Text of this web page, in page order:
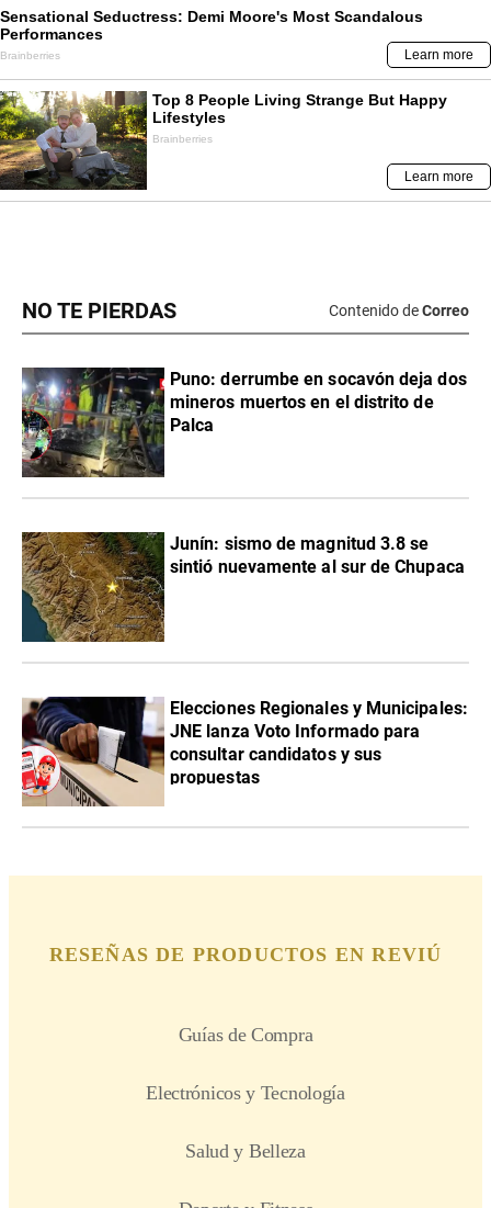
NO TE PIERDAS Contenido deCorreo
Puno: derrumbe en socavón deja dos
mineros muertos en el distrito de
Palca
Junín: sismo de magnitud 3.8 se
sintió nuevamente al sur de Chupaca
Elecciones Regionales y Municipales:
JNE lanza Voto Informado para
consultar candidatos y sus
propuestas